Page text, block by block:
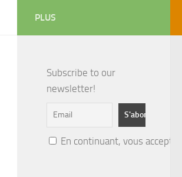
PLUS
Subscribe to our
newsletter!
En continuant, vous